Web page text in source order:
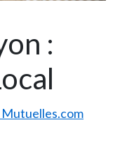
:
Mutuelles.com